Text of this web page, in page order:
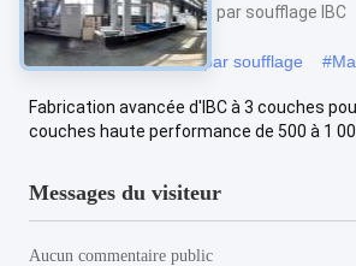
Machine de moulage par soufflage IBC
# Machine de moulage par soufflage #
Fabrication avancée d'IBC à 3 couches
couches haute performance de 500 à 1
Messages du visiteur
Aucun commentaire public